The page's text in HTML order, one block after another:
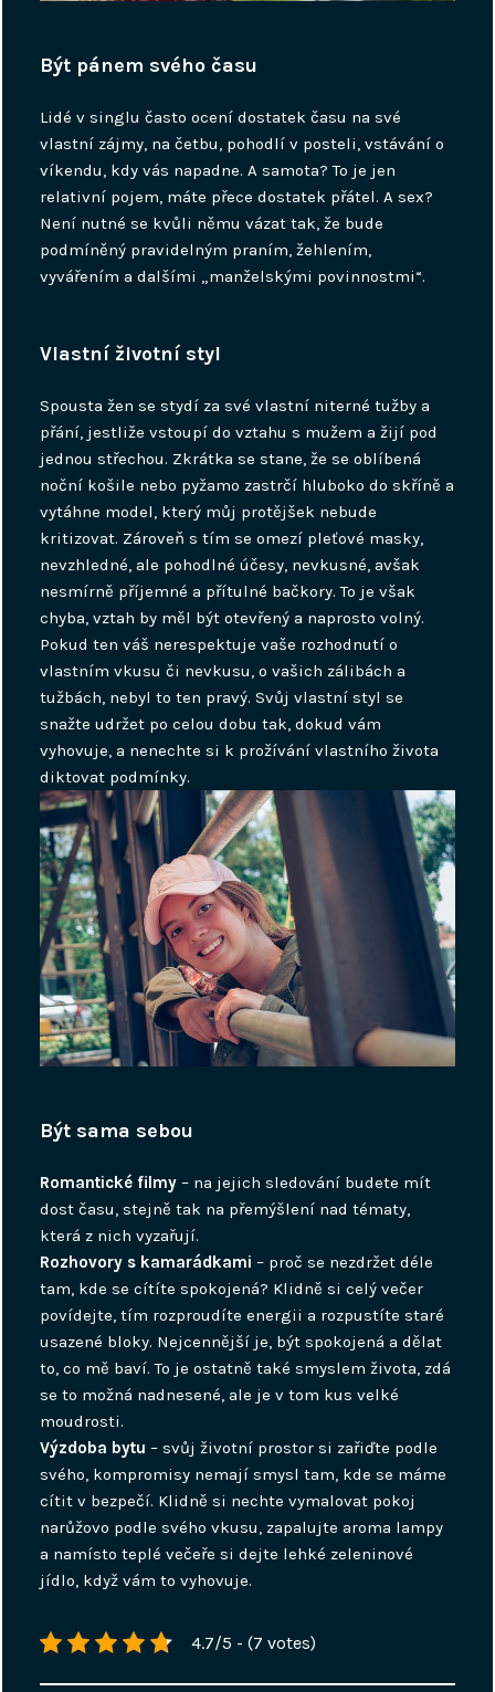
Být pánem svého času
Lidé v singlu často ocení dostatek času na své
vlastní zájmy, na četbu, pohodlí v posteli, vstávání o
víkendu, kdy vás napadne. A samota? To je jen
relativní pojem, máte přece dostatek přátel. A sex?
Není nutné se kvůli němu vázat tak, že bude
podmíněný pravidelným praním, žehlením,
vyvářením a dalšími „manželskými povinnostmi“.
Vlastní životní styl
Spousta žen se stydí za své vlastní niterné tužby a
přání, jestliže vstoupí do vztahu s mužem a žijí pod
jednou střechou. Zkrátka se stane, že se oblíbená
noční košile nebo pyžamo zastrčí hluboko do skříně a
vytáhne model, který můj protějšek nebude
kritizovat. Zároveň s tím se omezí pleťové masky,
nevzhledné, ale pohodlné účesy, nevkusné, avšak
nesmírně příjemné a přítulné bačkory. To je však
chyba, vztah by měl být otevřený a naprosto volný.
Pokud ten váš nerespektuje vaše rozhodnutí o
vlastním vkusu či nevkusu, o vašich zálibách a
tužbách, nebyl to ten pravý. Svůj vlastní styl se
snažte udržet po celou dobu tak, dokud vám
vyhovuje, a nenechte si k prožívání vlastního života
diktovat podmínky.
Být sama sebou
Romantické filmy – na jejich sledování budete mít
dost času, stejně tak na přemýšlení nad tématy,
která z nich vyzařují.
Rozhovory s kamarádkami – proč se nezdržet déle
tam, kde se cítíte spokojená? Klidně si celý večer
povídejte, tím rozproudíte energii a rozpustíte staré
usazené bloky. Nejcennější je, být spokojená a dělat
to, co mě baví. To je ostatně také smyslem života, zdá
se to možná nadnesené, ale je v tom kus velké
moudrosti.
Výzdoba bytu – svůj životní prostor si zařiďte podle
svého, kompromisy nemají smysl tam, kde se máme
cítit v bezpečí. Klidně si nechte vymalovat pokoj
narůžovo podle svého vkusu, zapalujte aroma lampy
a namísto teplé večeře si dejte lehké zeleninové
jídlo, když vám to vyhovuje.
4.7/5 - (7 votes)